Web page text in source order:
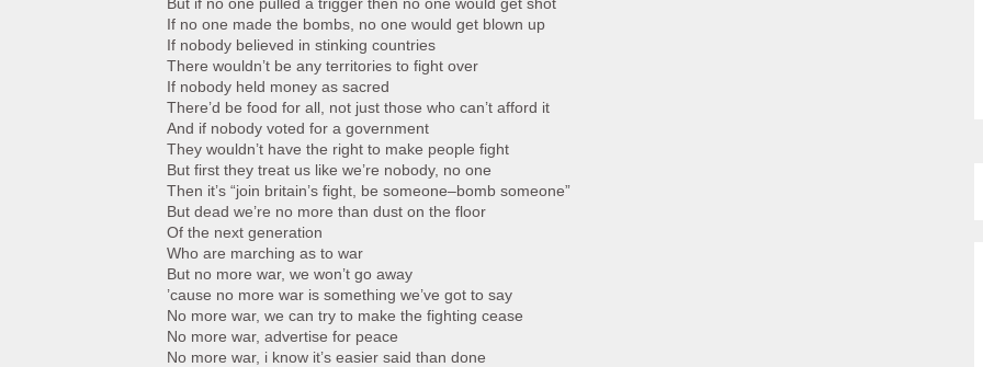
If no one made the bombs, no one would get blown up
If nobody believed in stinking countries
There wouldn’t be any territories to fight over
If nobody held money as sacred
There’d be food for all, not just those who can’t afford it
And if nobody voted for a government
They wouldn’t have the right to make people fight
But first they treat us like we’re nobody, no one
Then it’s “join britain’s fight, be someone–bomb someone”
But dead we’re no more than dust on the floor
Of the next generation
Who are marching as to war
But no more war, we won’t go away
’cause no more war is something we’ve got to say
No more war, we can try to make the fighting cease
No more war, advertise for peace
No more war, i know it’s easier said than done